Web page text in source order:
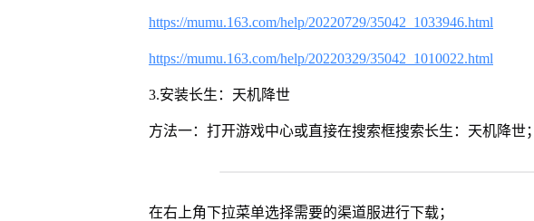
https://mumu.163.com/help/20220729/35042_1033946.html
https://mumu.163.com/help/20220329/35042_1010022.html
3.安装长生：天机降世
方法一：打开游戏中心或直接在搜索框搜索长生：天机降世；
在右上角下拉菜单选择需要的渠道服进行下载；